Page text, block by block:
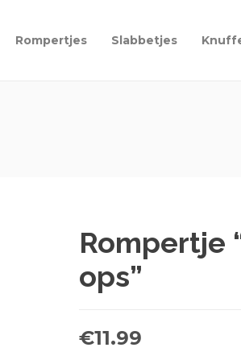
Rompertjes Slabbetjes
Rompertje
ops”
€11.99